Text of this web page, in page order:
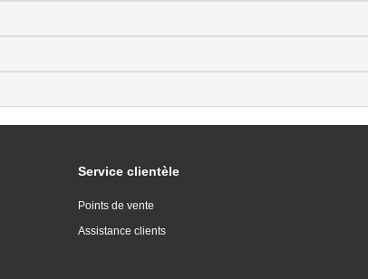
Service clientèle
Points de vente
Assistance clients